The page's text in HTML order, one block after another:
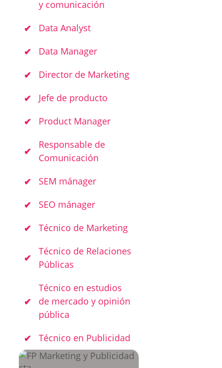
y comunicación
Data Analyst
Data Manager
Director de Marketing
Jefe de producto
Product Manager
Responsable de
Comunicación
SEM mánager
SEO mánager
Técnico de Marketing
Técnico de Relaciones
Públicas
Técnico en estudios
de mercado y opinión
pública
Técnico en Publicidad